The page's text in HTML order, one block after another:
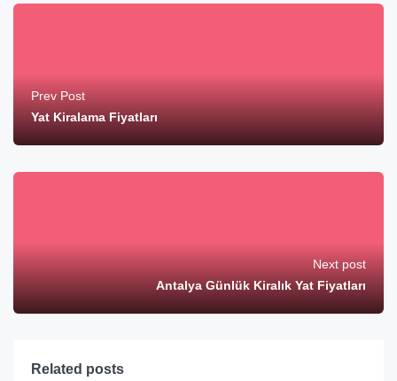
Prev Post
Yat Kiralama Fiyatları
Next post
Antalya Günlük Kiralık Yat Fiyatları
Related posts